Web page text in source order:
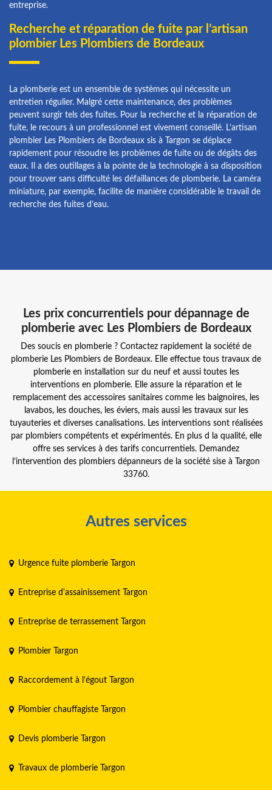
entreprise.
Recherche et réparation de fuite par l’artisan
plombier Les Plombiers de Bordeaux
La plomberie est un ensemble de systèmes qui nécessite un
entretien régulier. Malgré cette maintenance, des problèmes
peuvent surgir tels des fuites. Pour la recherche et la réparation de
fuite, le recours à un professionnel est vivement conseillé. L’artisan
plombier Les Plombiers de Bordeaux sis à Targon se déplace
rapidement pour résoudre les problèmes de fuite ou de dégâts des
eaux. Il a des outillages à la pointe de la technologie à sa disposition
pour trouver sans difficulté les défaillances de plomberie. La caméra
miniature, par exemple, facilite de manière considérable le travail de
recherche des fuites d’eau.
Les prix concurrentiels pour dépannage de
plomberie avec Les Plombiers de Bordeaux
Des soucis en plomberie ? Contactez rapidement la société de
plomberie Les Plombiers de Bordeaux. Elle effectue tous travaux de
plomberie en installation sur du neuf et aussi toutes les
interventions en plomberie. Elle assure la réparation et le
remplacement des accessoires sanitaires comme les baignoires, les
lavabos, les douches, les éviers, mais aussi les travaux sur les
tuyauteries et diverses canalisations. Les interventions sont réalisées
par plombiers compétents et expérimentés. En plus d la qualité, elle
offre ses services à des tarifs concurrentiels. Demandez
l’intervention des plombiers dépanneurs de la société sise à Targon
33760.
Autres services
Urgence fuite plomberie Targon
Entreprise d'assainissement Targon
Entreprise de terrassement Targon
Plombier Targon
Raccordement à l'égout Targon
Plombier chauffagiste Targon
Devis plomberie Targon
Travaux de plomberie Targon